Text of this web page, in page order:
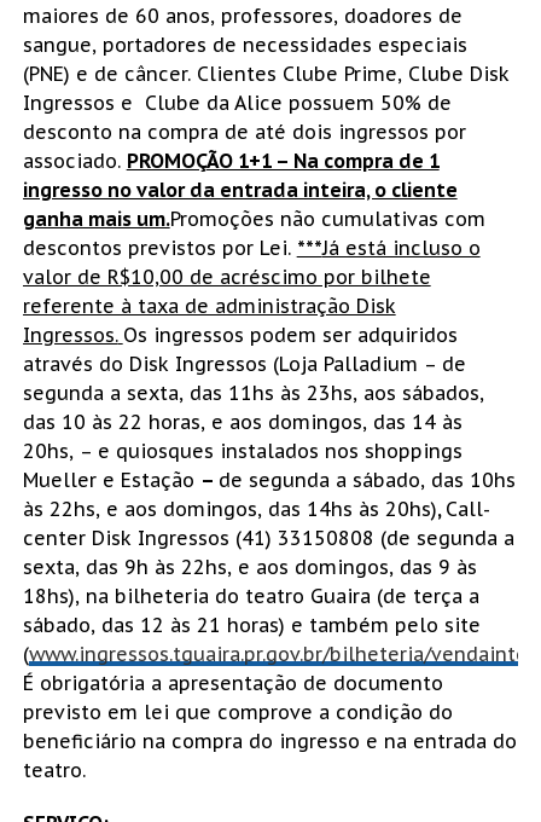
maiores de 60 anos, professores, doadores de
sangue, portadores de necessidades especiais
(PNE) e de câncer. Clientes Clube Prime, Clube Disk
Ingressos e Clube da Alice possuem 50% de
desconto na compra de até dois ingressos por
associado. PROMOÇÃO 1+1 – Na compra de 1
ingresso no valor da entrada inteira, o cliente
ganha mais um.Promoções não cumulativas com
descontos previstos por Lei. ***Já está incluso o
valor de R$10,00 de acréscimo por bilhete
referente à taxa de administração Disk
Ingressos. Os ingressos podem ser adquiridos
através do Disk Ingressos (Loja Palladium – de
segunda a sexta, das 11hs às 23hs, aos sábados,
das 10 às 22 horas, e aos domingos, das 14 às
20hs, – e quiosques instalados nos shoppings
Mueller e Estação – de segunda a sábado, das 10hs
às 22hs, e aos domingos, das 14hs às 20hs), Call-
center Disk Ingressos (41) 33150808 (de segunda a
sexta, das 9h às 22hs, e aos domingos, das 9 às
18hs), na bilheteria do teatro Guaira (de terça a
sábado, das 12 às 21 horas) e também pelo site
(www.ingressos.tguaira.pr.gov.br/bilheteria/
É obrigatória a apresentação de documento
previsto em lei que comprove a condição do
beneficiário na compra do ingresso e na entrada do
teatro.